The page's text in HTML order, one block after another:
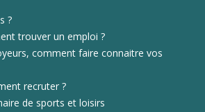
?
trouver un emploi ?
comment faire connaitre vos
recruter ?
de sports et loisirs